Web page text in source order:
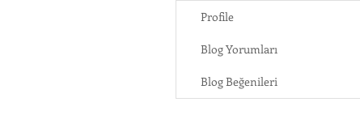
Profile
Blog Yorumları
Blog Beğenileri